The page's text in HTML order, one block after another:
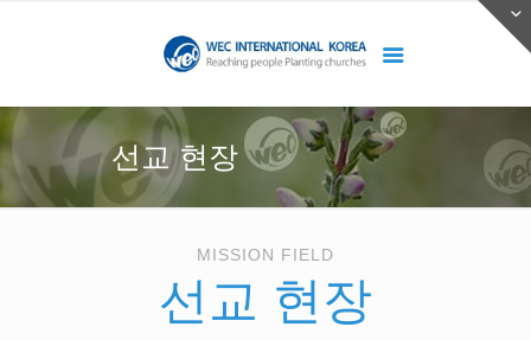
선교 현장
MISSION FIELD
선교 현장